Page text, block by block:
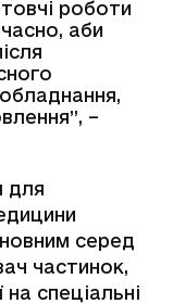
роботи
аби
–
для
серед
частинок,
спеціальні